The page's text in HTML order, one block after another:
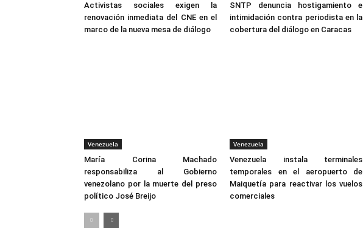
Activistas sociales exigen la
renovación inmediata del CNE en el
marco de la nueva mesa de diálogo
SNTP denuncia hostigamiento e
intimidación contra periodista en la
cobertura del diálogo en Caracas
Venezuela
María Corina Machado
responsabiliza al Gobierno
venezolano por la muerte del preso
político José Breijo
Venezuela
Venezuela instala terminales
temporales en el aeropuerto de
Maiquetía para reactivar los vuelos
comerciales